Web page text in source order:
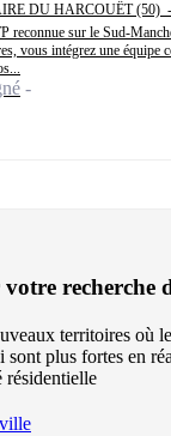
DU HARCOUËT (50) -
reconnue sur le Sud-
vous intégrez une équipe
recherche
territoires où
plus fortes en
résidentielle